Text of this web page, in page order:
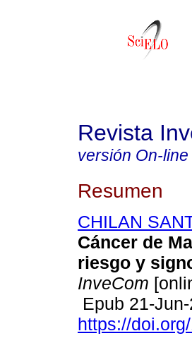
Revista
versión On-line
Resumen
CHILAN
Cáncer de
riesgo y
InveCom
Epub 21-
https://